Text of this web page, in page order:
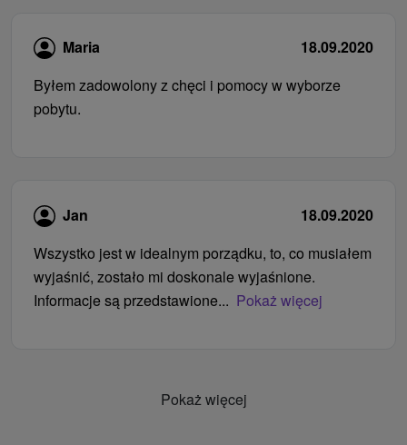
Maria
18.09.2020
Byłem zadowolony z chęci i pomocy w wyborze
pobytu.
Jan
18.09.2020
Wszystko jest w idealnym porządku, to, co musiałem
wyjaśnić, zostało mi doskonale wyjaśnione.
Informacje są przedstawione... Pokaż więcej
Pokaż więcej